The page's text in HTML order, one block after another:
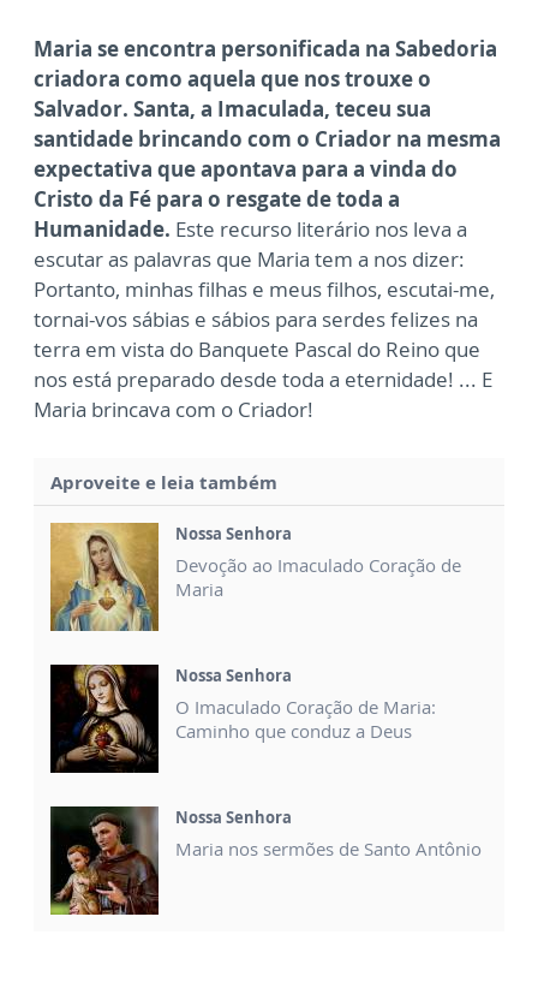
Maria se encontra personificada na Sabedoria
criadora como aquela que nos trouxe o
Salvador. Santa, a Imaculada, teceu sua
santidade brincando com o Criador na mesma
expectativa que apontava para a vinda do
Cristo da Fé para o resgate de toda a
Humanidade. Este recurso literário nos leva a
escutar as palavras que Maria tem a nos dizer:
Portanto, minhas filhas e meus filhos, escutai-me,
tornai-vos sábias e sábios para serdes felizes na
terra em vista do Banquete Pascal do Reino que
nos está preparado desde toda a eternidade! ... E
Maria brincava com o Criador!
Aproveite e leia também
Nossa Senhora
Devoção ao Imaculado Coração de
Maria
Nossa Senhora
O Imaculado Coração de Maria:
Caminho que conduz a Deus
Nossa Senhora
Maria nos sermões de Santo Antônio